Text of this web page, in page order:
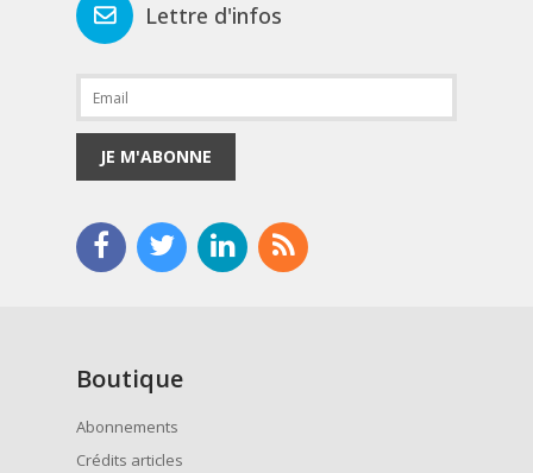
Lettre d'infos
JE M'ABONNE
Boutique
Abonnements
Crédits articles